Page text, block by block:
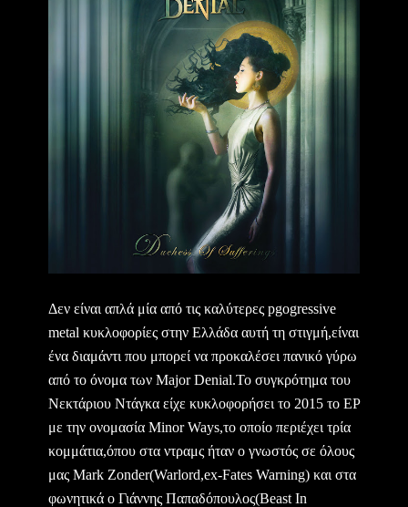
Δεν είναι απλά μία από τις καλύτερες pgogressive
metal κυκλοφορίες στην Ελλάδα αυτή τη στιγμή,είναι
ένα διαμάντι που μπορεί να προκαλέσει πανικό γύρω
από το όνομα των Major Denial.To συγκρότημα του
Νεκτάριου Ντάγκα είχε κυκλοφορήσει το 2015 το EP
με την ονομασία Minor Ways,το οποίο περιέχει τρία
κομμάτια,όπου στα ντραμς ήταν ο γνωστός σε όλους
μας Mark Zonder(Warlord,ex-Fates Warning) και στα
φωνητικά ο Γιάννης Παπαδόπουλος(Beast In